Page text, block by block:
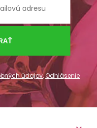
údajov,Odhlásenie